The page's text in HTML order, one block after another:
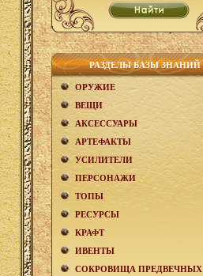
РАЗДЕЛЫ БАЗЫ ЗНАНИЙ
ОРУЖИЕ
ВЕЩИ
АКCЕСCУАРЫ
АРТЕФАКТЫ
УСИЛИТЕЛИ
ПЕРСОНАЖИ
ТОПЫ
РЕСУРСЫ
КРАФТ
ИВЕНТЫ
СОКРОВИЩА ПРЕДВЕЧНЫХ